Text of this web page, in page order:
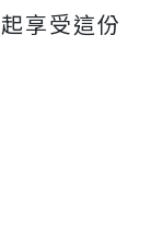
享受這份